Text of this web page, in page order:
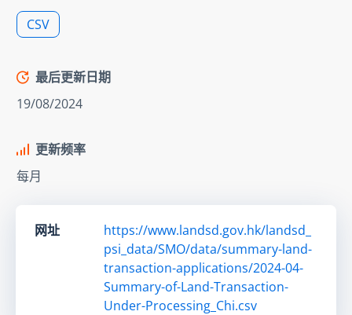
CSV
最后更新日期
19/08/2024
更新频率
每月
网址
https://www.landsd.gov.hk/landsd_
psi_data/SMO/data/summary-land-
transaction-applications/2024-04-
Summary-of-Land-Transaction-
Under-Processing_Chi.csv